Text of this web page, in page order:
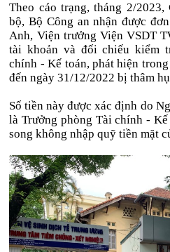
Theo cáo trạng, tháng 2/
bộ, Bộ Công an nhận được
Anh, Viện trưởng Viện VSDT
tài khoản và đối chiếu kiểm
chính - Kế toán, phát hiện
đến ngày 31/12/2022 bị thâm
Số tiền này được xác định do
là Trưởng phòng Tài chính -
song không nhập quỹ tiền mặt